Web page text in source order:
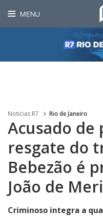
MENU
Noticias R7 Rio de Janeiro
Acusado de
resgate do
Bebezão é
João de
Criminoso integra a